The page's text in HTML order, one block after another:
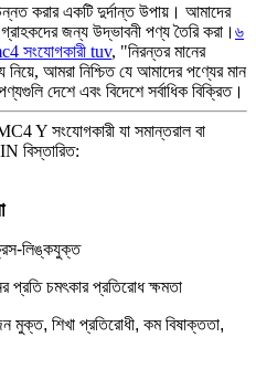
করার একটি দুর্দান্ত উপায়। আমাদের
জন্য উদ্ভাবনী পণ্য তৈরি করা। ৬
সংযোগকারী tuv, "নিরন্তর মানের
আমরা নিশ্চিত যে আমাদের পণ্যের মান
দেশে এবং বিদেশে সর্বাধিক বিক্রিত।
Y সংযোগকারী যা সমান্তরাল বা
বিস্তারিত:
লিঙ্কযুক্ত
চমৎকার প্রতিরোধ ক্ষমতা
মুক্ত, শিখা প্রতিরোধী, কম বিষাক্ততা,